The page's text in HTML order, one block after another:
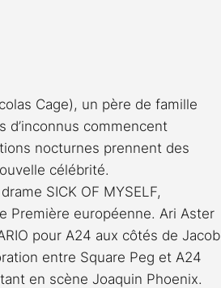
Cage), un père de famille
d’inconnus commencent
nocturnes prennent des
célébrité.
SICK OF MYSELF,
Première européenne. Ari Aster
pour A24 aux côtés de Jacob
entre Square Peg et A24
en scène Joaquin Phoenix.